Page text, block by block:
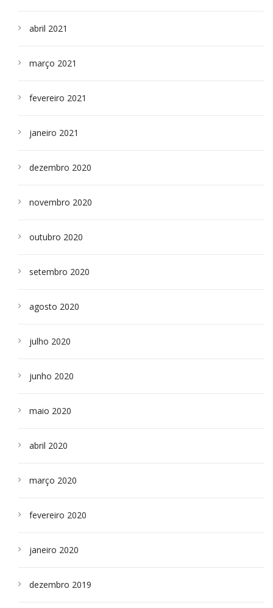
abril 2021
março 2021
fevereiro 2021
janeiro 2021
dezembro 2020
novembro 2020
outubro 2020
setembro 2020
agosto 2020
julho 2020
junho 2020
maio 2020
abril 2020
março 2020
fevereiro 2020
janeiro 2020
dezembro 2019